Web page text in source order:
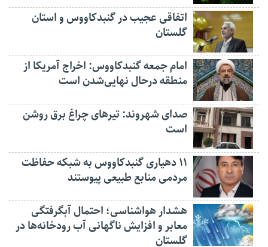
اتفاقی عجیب در‌ گنبدکاووس و استان
گلستان
امام جمعه گنبدکاووس: اخراج آمریکا از
منطقه درحال نهایی‌شدن است
صدای شهروند: تیرهای چراغ برق روشن
است
۱۱ دهیاری گنبدکاووس به شبکه حفاظت
مردمی منابع طبیعی پیوستند
هشدار هواشناسی؛ احتمال آبگرفتگی
معابر و افزایش ناگهانی آب رودخانه‌ها در
گلستان